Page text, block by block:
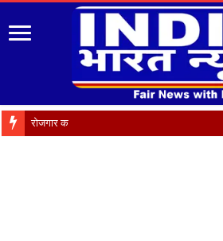
रोजगार को मौलिक अधिका